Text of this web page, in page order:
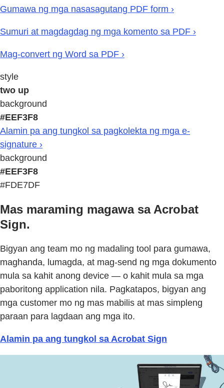
Gumawa ng mga nasasagutang PDF form ›
Sumuri at magdagdag ng mga komento sa PDF ›
Mag-convert ng Word sa PDF ›
style
two up
background
#EEF3F8
Alamin pa ang tungkol sa pagkolekta ng mga e-
signature ›
background
#EEF3F8
#FDE7DF
Mas maraming magawa sa Acrobat
Sign.
Bigyan ang team mo ng madaling tool para gumawa,
maghanda, lumagda, at mag-send ng mga dokumento
mula sa kahit anong device — o kahit mula sa mga
paboritong application nila. Pagkatapos, bigyan ang
mga customer mo ng mas mabilis at mas simpleng
paraan para lagdaan ang mga ito.
Alamin pa ang tungkol sa Acrobat Sign